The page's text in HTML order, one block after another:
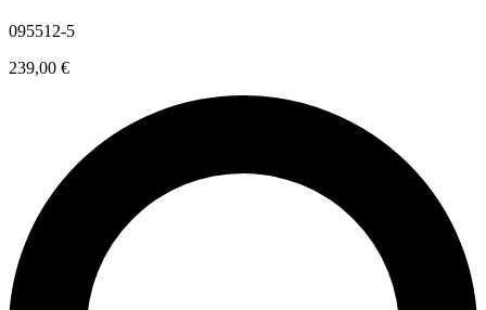
095512-5
239,00 €